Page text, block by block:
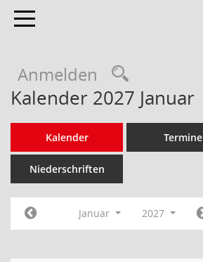
Toggle navigation
Anmelden
Kalender 2027 Januar
Kalender Termine
Niederschriften
Januar 2027